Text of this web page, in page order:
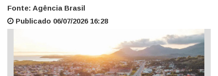
Fonte: Agência Brasil
Publicado 06/07/2026 16:28